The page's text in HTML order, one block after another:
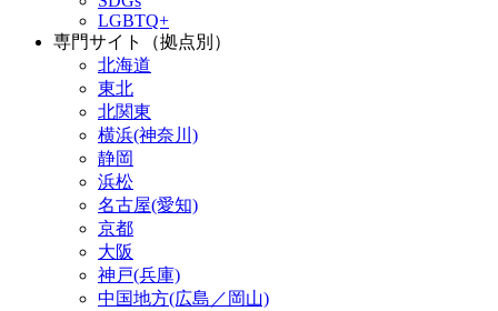
LGBTQ+
専門サイト（拠点別）
北海道
東北
北関東
横浜(神奈川)
静岡
浜松
名古屋(愛知)
京都
大阪
神戸(兵庫)
中国地方(広島／岡山)